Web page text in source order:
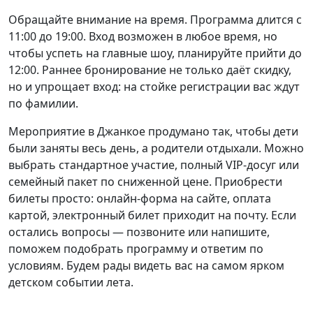
Обращайте внимание на время. Программа длится с
11:00 до 19:00. Вход возможен в любое время, но
чтобы успеть на главные шоу, планируйте прийти до
12:00. Раннее бронирование не только даёт скидку,
но и упрощает вход: на стойке регистрации вас ждут
по фамилии.
Мероприятие в Джанкое продумано так, чтобы дети
были заняты весь день, а родители отдыхали. Можно
выбрать стандартное участие, полный VIP-досуг или
семейный пакет по сниженной цене. Приобрести
билеты просто: онлайн-форма на сайте, оплата
картой, электронный билет приходит на почту. Если
остались вопросы — позвоните или напишите,
поможем подобрать программу и ответим по
условиям. Будем рады видеть вас на самом ярком
детском событии лета.